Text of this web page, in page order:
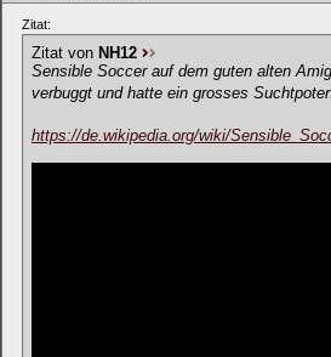
Zitat:
Zitat von NH12
Sensible Soccer auf dem guten alten
verbuggt und hatte ein grosses
https://de.wikipedia.org/wiki/